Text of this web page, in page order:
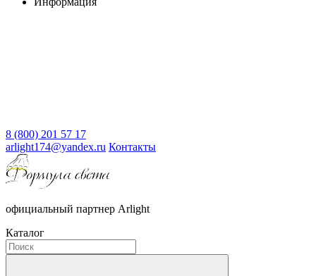
8 (800) 201 57 17
arlight174@yandex.ru Контакты
официальный партнер Arlight
Каталог